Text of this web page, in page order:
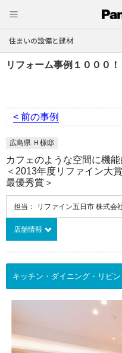
住まいの設備と建材
リフォーム事例１０００！
< 前の事例
広島県 Ｈ様邸
カフェのような空間に機
＜2013年度リファイン大
最優秀賞＞
担当： リファイン五日市 株式会
店舗情報